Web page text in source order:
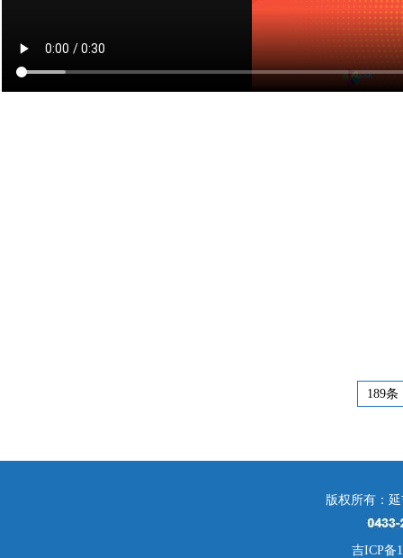
189条
版权所有：
吉ICP备